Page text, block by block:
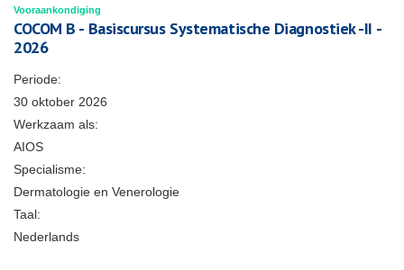
Vooraankondiging
COCOM B - Basiscursus Systematische Diagnostiek -II -
2026
Periode:
30 oktober 2026
Werkzaam als:
AIOS
Specialisme:
Dermatologie en Venerologie
Taal:
Nederlands